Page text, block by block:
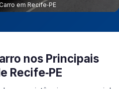
em Recife‑PE
nos Principais
Recife‑PE